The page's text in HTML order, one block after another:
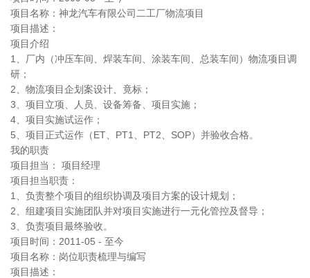
项目名称：神龙汽车有限公司二工厂物流项目
项目描述：
项目介绍
1、厂内（冲压车间、焊装车间、涂装车间、总装车间）物流项目调
研；
2、物流项目企划案设计、竟标；
3、项目立项、人员、设备筹备、项目实施；
4、项目实施试运作；
5、项目正式运作（ET、PT1、PT2、SOP）并验收合格。
我的职责
项目担当： 项目经理
项目担当职责：
1、负责整个项目的组织协调及项目方案的设计规划；
2、组建项目实施团队并对项目实施进行一元化管控及督导；
3、负责项目最终验收。
项目时间：2011-05 - 至今
项目名称：岗位职责梳理与编写
项目描述：